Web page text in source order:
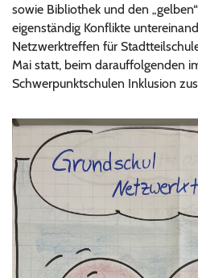
sowie Bibliothek und den
eigenständig Konflikte
Netzwerktreffen für
Mai statt, beim darauffolgenden
Schwerpunktschulen Inklusion